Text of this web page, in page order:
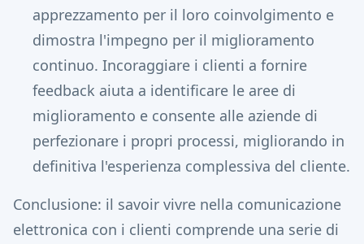
apprezzamento per il loro coinvolgimento e
dimostra l'impegno per il miglioramento
continuo. Incoraggiare i clienti a fornire
feedback aiuta a identificare le aree di
miglioramento e consente alle aziende di
perfezionare i propri processi, migliorando in
definitiva l'esperienza complessiva del cliente.
Conclusione: il savoir vivre nella comunicazione
elettronica con i clienti comprende una serie di